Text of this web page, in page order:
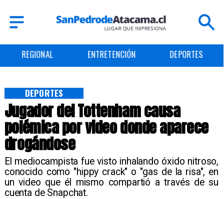
ENTRETENCIÓN DEPORTES CULTURA
Jugador del Tottenham causa
polémica por video donde aparece
drogándose
​El mediocampista fue visto inhalando óxido nitroso,
conocido como "hippy crack" o "gas de la risa", en
un video que él mismo compartió a través de su
cuenta de Snapchat.
DEPORTES